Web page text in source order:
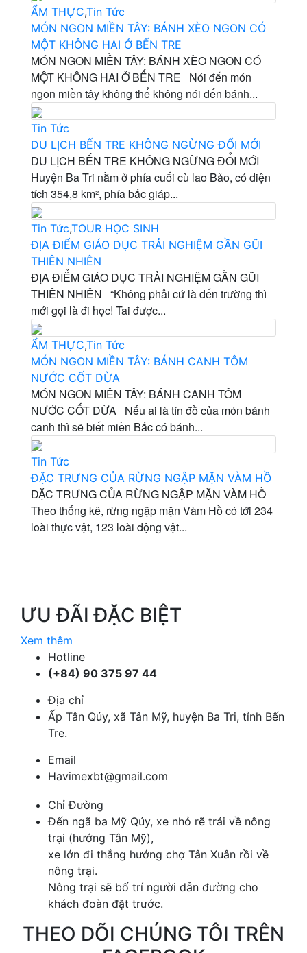
ẨM THỰC,Tin Tức
MÓN NGON MIỀN TÂY: BÁNH XÈO NGON CÓ
MỘT KHÔNG HAI Ở BẾN TRE
MÓN NGON MIỀN TÂY: BÁNH XÈO NGON CÓ
MỘT KHÔNG HAI Ở BẾN TRE Nói đến món
ngon miền tây không thể không nói đến bánh...
Tin Tức
DU LỊCH BẾN TRE KHÔNG NGỪNG ĐỔI MỚI
DU LỊCH BẾN TRE KHÔNG NGỪNG ĐỔI MỚI
Huyện Ba Tri nằm ở phía cuối cù lao Bảo, có diện
tích 354,8 km², phía bắc giáp...
Tin Tức,TOUR HỌC SINH
ĐỊA ĐIỂM GIÁO DỤC TRẢI NGHIỆM GẦN GŨI
THIÊN NHIÊN
ĐỊA ĐIỂM GIÁO DỤC TRẢI NGHIỆM GẦN GŨI
THIÊN NHIÊN “Không phải cứ là đến trường thì
mới gọi là đi học! Tai được...
ẨM THỰC,Tin Tức
MÓN NGON MIỀN TÂY: BÁNH CANH TÔM
NƯỚC CỐT DỪA
MÓN NGON MIỀN TÂY: BÁNH CANH TÔM
NƯỚC CỐT DỪA Nếu ai là tín đồ của món bánh
canh thì sẽ biết miền Bắc có bánh...
Tin Tức
ĐẶC TRƯNG CỦA RỪNG NGẬP MẶN VÀM HỒ
ĐẶC TRƯNG CỦA RỪNG NGẬP MẶN VÀM HỒ
Theo thống kê, rừng ngập mặn Vàm Hồ có tới 234
loài thực vật, 123 loài động vật...
ƯU ĐÃI ĐẶC BIỆT
Xem thêm
Hotline
(+84) 90 375 97 44
Địa chỉ
Ấp Tân Qúy, xã Tân Mỹ, huyện Ba Tri, tỉnh Bến
Tre.
Email
Havimexbt@gmail.com
Chỉ Đường
Đến ngã ba Mỹ Qúy, xe nhỏ rẽ trái về nông
trại (hướng Tân Mỹ),
xe lớn đi thẳng hướng chợ Tân Xuân rồi về
nông trại.
Nông trại sẽ bố trí người dẫn đường cho
khách đoàn đặt trước.
THEO DÕI CHÚNG TÔI TRÊN